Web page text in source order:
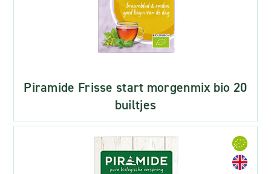
Piramide Frisse start morgenmix bio 20
builtjes